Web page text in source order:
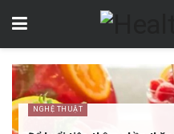
NGHỆ THUẬT